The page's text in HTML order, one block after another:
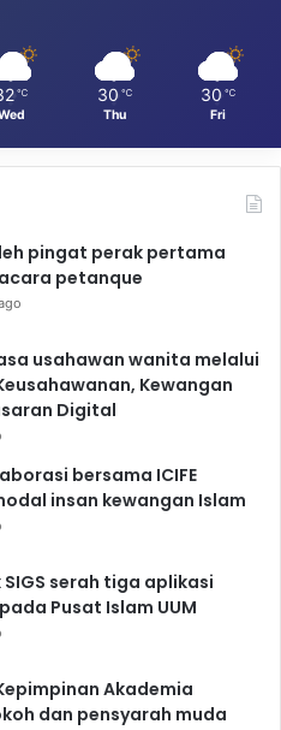
℃ 30 ℃
Thu
30 ℃
Fri
pingat perak pertama
petanque
usahawan wanita melalui
Kewangan
Digital
bersama ICIFE
insan kewangan Islam
SIGS serah tiga aplikasi
Pusat Islam UUM
Akademia
dan pensyarah muda